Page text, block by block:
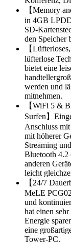
【Memory
in 4GB
SD-
den Speicher
【
lüfterlose
bietet eine
werden und
mitnehmen.
【WiFi 5 &
Surfen】
Anschluss
mit höherer
Streaming
Bluetooth 4.2
anderen
leicht
【24/7
MeLE
und
hat einen
Energie
eine
Tower-PC.